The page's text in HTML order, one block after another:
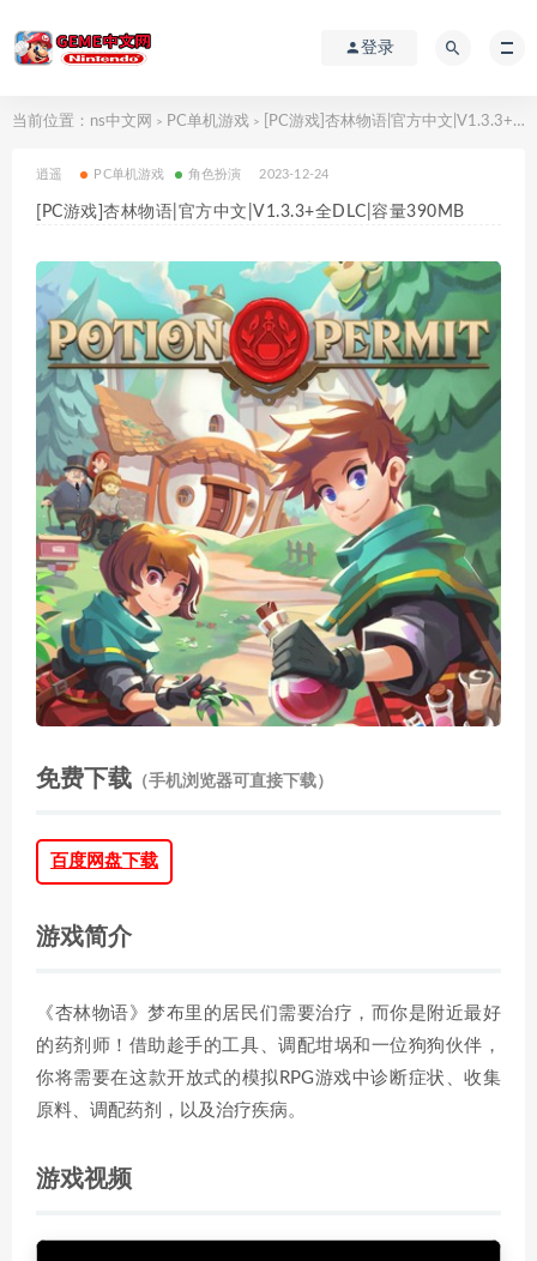
登录
当前位置： ns中文网 > PC单机游戏 > [PC游戏]杏林物语|官方中文|V1.3.3+全DLC|容量390MB
逍遥 PC单机游戏 角色扮演 2023-12-24
[PC游戏]杏林物语|官方中文|V1.3.3+全DLC|容量390MB
免费下载 （手机浏览器可直接下载）
百度网盘下载
游戏简介
《杏林物语》梦布里的居民们需要治疗，而你是附近最好
的药剂师！借助趁手的工具、调配坩埚和一位狗狗伙伴，
你将需要在这款开放式的模拟RPG游戏中诊断症状、收集
原料、调配药剂，以及治疗疾病。
游戏视频